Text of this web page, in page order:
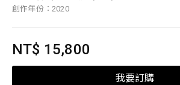
創作年份：2020
NT$ 15,800
我要訂購